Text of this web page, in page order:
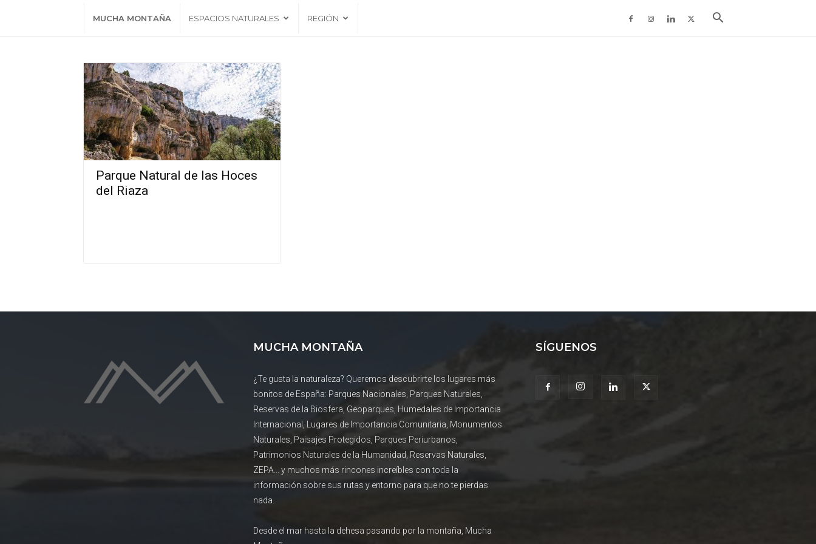
MUCHA MONTAÑA ESPACIOS NATURALES REGIÓN
Parque Natural de las Hoces
del Riaza
MUCHA MONTAÑA
¿Te gusta la naturaleza? Queremos descubrirte los lugares más
bonitos de España: Parques Nacionales, Parques Naturales,
Reservas de la Biosfera, Geoparques, Humedales de Importancia
Internacional, Lugares de Importancia Comunitaria, Monumentos
Naturales, Paisajes Protegidos, Parques Periurbanos,
Patrimonios Naturales de la Humanidad, Reservas Naturales,
ZEPA... y muchos más rincones increíbles con toda la
información sobre sus rutas y entorno para que no te pierdas
nada.
Desde el mar hasta la dehesa pasando por la montaña, Mucha
SÍGUENOS